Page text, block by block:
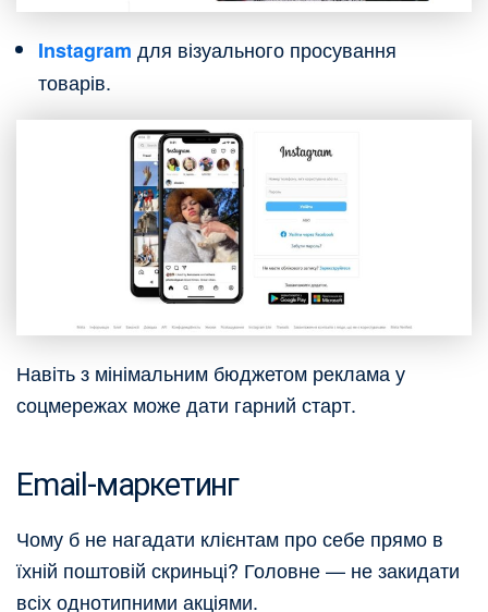
Instagram для візуального просування
товарів.
Навіть з мінімальним бюджетом реклама у
соцмережах може дати гарний старт.
Email-маркетинг
Чому б не нагадати клієнтам про себе прямо в
їхній поштовій скриньці? Головне — не закидати
всіх однотипними акціями.